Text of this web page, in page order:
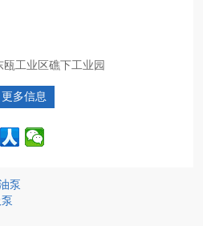
工业区礁下工业园
更多信息
泵